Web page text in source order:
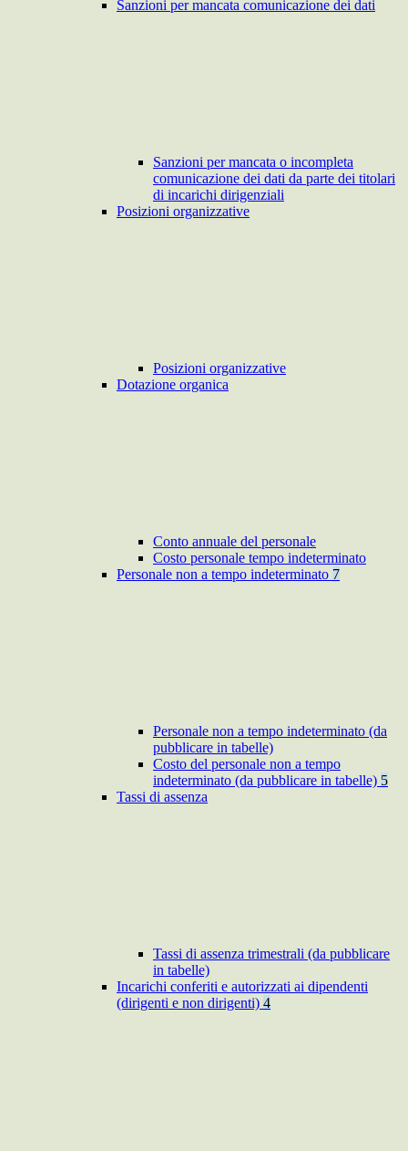
Sanzioni per mancata comunicazione dei dati
Sanzioni per mancata o incompleta
comunicazione dei dati da parte dei titolari
di incarichi dirigenziali
Posizioni organizzative
Posizioni organizzative
Dotazione organica
Conto annuale del personale
Costo personale tempo indeterminato
Personale non a tempo indeterminato 7
Personale non a tempo indeterminato (da
pubblicare in tabelle)
Costo del personale non a tempo
indeterminato (da pubblicare in tabelle) 5
Tassi di assenza
Tassi di assenza trimestrali (da pubblicare
in tabelle)
Incarichi conferiti e autorizzati ai dipendenti
(dirigenti e non dirigenti) 4